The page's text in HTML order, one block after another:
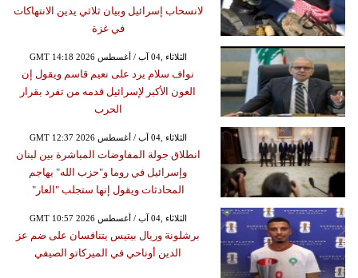
لانسحاب إسرائيل وبيان ثلاثي يدين الانتهاكات
في غزة
GMT 14:18 2026 الثلاثاء ,04 آب / أغسطس
نواف سلام يرد على نعيم قاسم ويقول إن
العون الأكبر لإسرائيل قدمه من تفرد بقرار
الحرب
GMT 12:37 2026 الثلاثاء ,04 آب / أغسطس
انطلاق جولة المفاوضات المباشرة بين لبنان
وإسرائيل في روما و"حزب الله" يهاجم
المحادثات ويقول إنها ستجلب "العار"
GMT 10:57 2026 الثلاثاء ,04 آب / أغسطس
برشلونة وريال بيتيس يتنافسان على ضم عز
الدين أوناحي في الميركاتو الصيفي